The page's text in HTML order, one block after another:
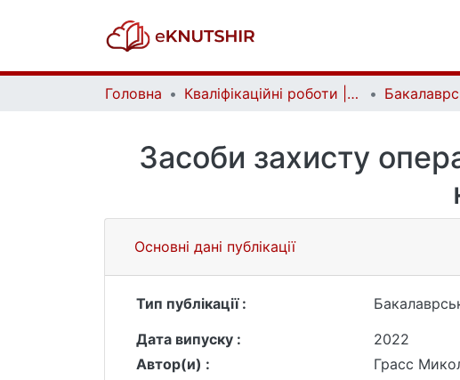
Головна Кваліфікаційні роботи | Qualifying works
Засоби захисту
Основні дані публікації
Тип публікації :
Дата випуску :
2022
Автор(и) :
Грасс